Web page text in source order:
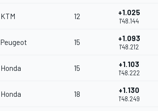
KTM 12 +1.025
1'48.144
Peugeot 15 +1.093
1'48.212
Honda 15 +1.103
1'48.222
Honda 18 +1.130
1'48.249